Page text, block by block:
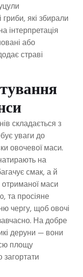
які збирали
інтерпретація
або
страві
складається з
уваги до
овочевої маси.
на
смак, а й
маси
та просіяне
чергу, щоб овочі
На добре
деруни — вони
площу